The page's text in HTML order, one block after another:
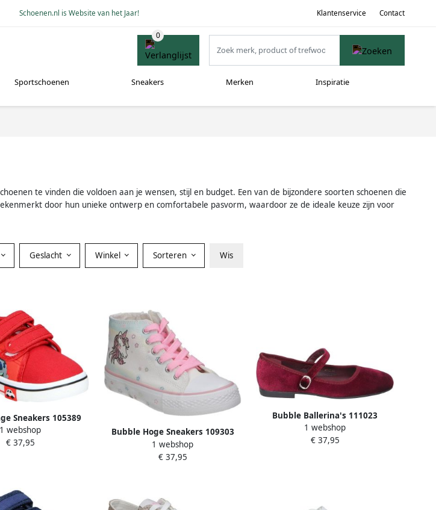
Schoenen.nl is Website van het Jaar! Klantenservice Contact
Sportschoenen Sneakers Merken Inspiratie
te vinden die voldoen aan je wensen, stijl en budget. Een van de bijzondere soorten schoenen die
door hun unieke ontwerp en comfortabele pasvorm, waardoor ze de ideale keuze zijn voor
Geslacht Winkel Sorteren Wis
Sneakers 105389
1 webshop
€ 37,95
Bubble Hoge Sneakers 109303
1 webshop
€ 37,95
Bubble Ballerina's 111023
1 webshop
€ 37,95